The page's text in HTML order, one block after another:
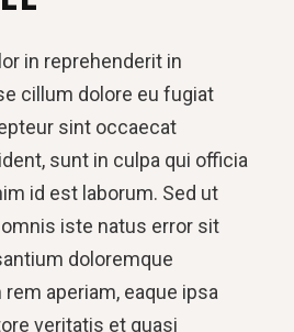
in reprehenderit in
cillum dolore eu fugiat
sint occaecat
sunt in culpa qui officia
id est laborum. Sed ut
iste natus error sit
doloremque
aperiam, eaque ipsa
veritatis et quasi